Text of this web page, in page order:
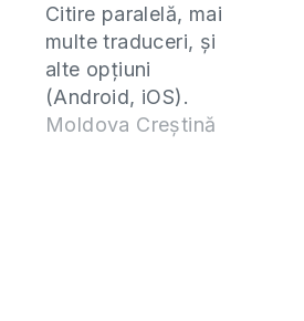
Citire paralelă, mai
multe traduceri, și
alte opțiuni
(Android, iOS).
Citim Biblia folosind
Moldova Creștină